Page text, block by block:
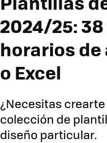
2024/25:
horarios de
o Excel
¿Necesitas
colección de
diseño particular.